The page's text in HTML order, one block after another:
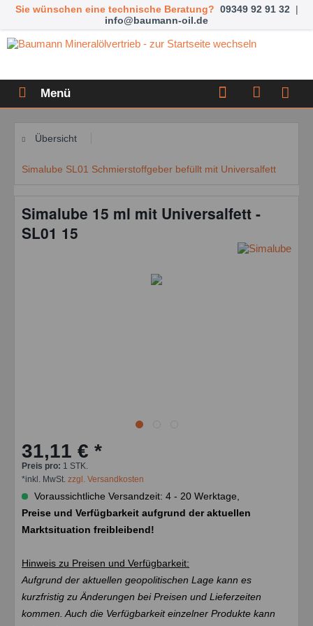
Sie wünschen eine technische Beratung? 09349 92 91 32 |
info@baumann-oil.de
Menü
Übersicht
Simalube SL01 Schmierstoffgeber befüllt mit Universalfett
Simalube 15 ml mit Universalfett -
SL01 15
31,11 € *
Preis pro: 1 STK.
*inkl. MwSt. zzgl. Versandkosten
Voraussichtliche Versandzeit: 4 - 20 Werktage,
Preise und Verfügbarkeit aufgrund der aktuellen
Marktsituation freibleibend!
Hinweis zu Preisen und Verfügbarkeit:
Aufgrund der aktuellen geopolitischen Lage kann es
kurzfristig zu Änderungen bei Preisen und Lieferzeiten
kommen. Auch die Verfügbarkeit einzelner Produkte kann